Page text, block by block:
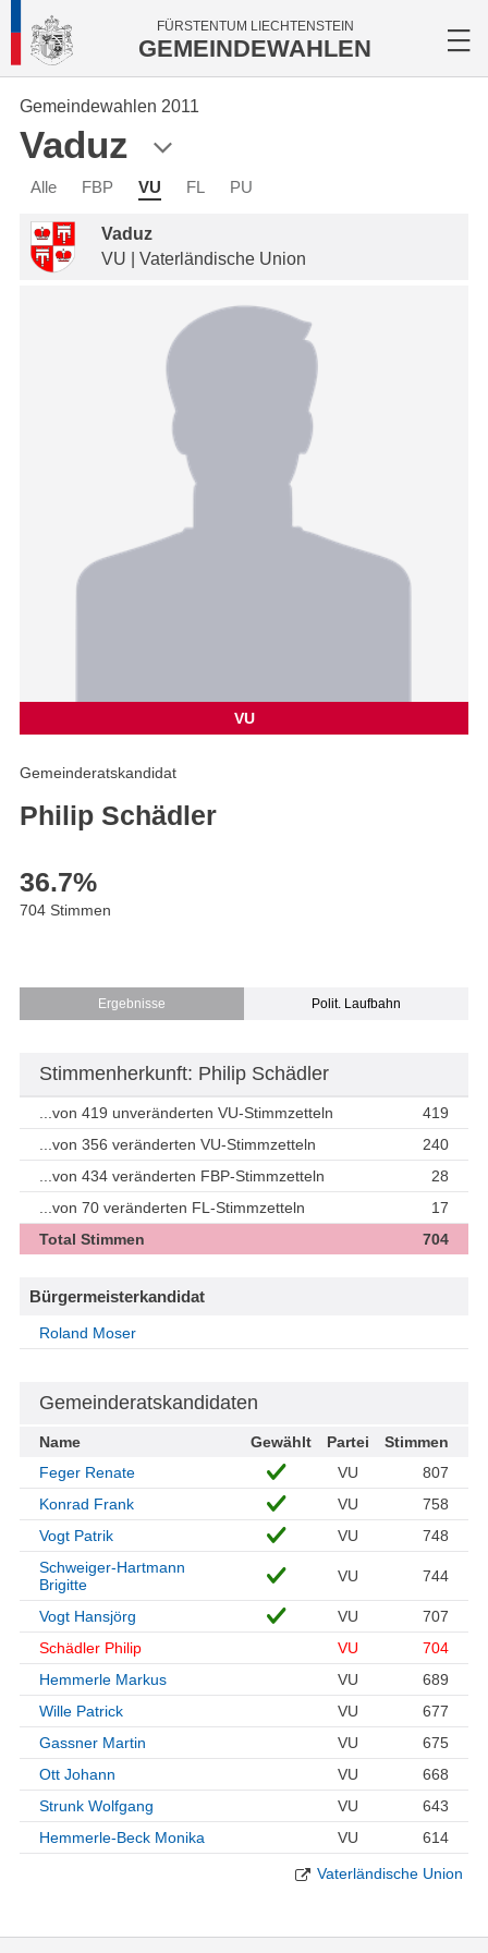
FÜRSTENTUM LIECHTENSTEIN
GEMEINDEWAHLEN
Gemeindewahlen 2011
Vaduz
Alle FBP VU FL PU
Vaduz
VU | Vaterländische Union
VU
Gemeinderatskandidat
Philip Schädler
36.7%
704 Stimmen
Ergebnisse Polit. Laufbahn
Stimmenherkunft: Philip Schädler
...von 419 unveränderten VU-Stimmzetteln
419
...von 356 veränderten VU-Stimmzetteln
240
...von 434 veränderten FBP-Stimmzetteln
28
...von 70 veränderten FL-Stimmzetteln
17
Total Stimmen
704
Bürgermeisterkandidat
Roland Moser
Gemeinderatskandidaten
Name Gewählt Partei
Stimmen
Feger Renate
VU
807
Konrad Frank
VU
758
Vogt Patrik
VU
748
Schweiger-Hartmann
Brigitte
VU 744
Vogt Hansjörg VU
707
Schädler Philip
VU
704
Hemmerle Markus
VU
689
Wille Patrick
VU
677
Gassner Martin
VU
675
Ott Johann
VU
668
Strunk Wolfgang
VU
643
Hemmerle-Beck Monika
VU 614
Vaterländische Union